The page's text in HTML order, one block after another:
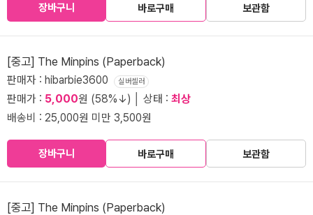
장바구니 바로구매 보관함
[중고] The Minpins (Paperback)
판매자 : hibarbie3600 실버셀러
판매가 : 5,000원 (58%↓) │ 상태 : 최상
배송비 : 25,000원 미만 3,500원
장바구니 바로구매 보관함
[중고] The Minpins (Paperback)